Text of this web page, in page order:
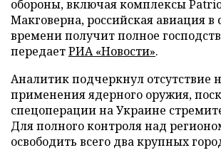
обороны, включая комплексы
Макговерна, российская авиация в
времени получит полное
передаетРИА «Новости».
Аналитик подчеркнул отсутствие
применения ядерного оружия,
спецоперации на Украине
Для полного контроля над
освободить всего два крупных